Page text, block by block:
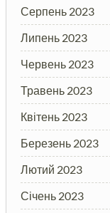
Серпень 2023
Липень 2023
Червень 2023
Травень 2023
Квітень 2023
Березень 2023
Лютий 2023
Січень 2023